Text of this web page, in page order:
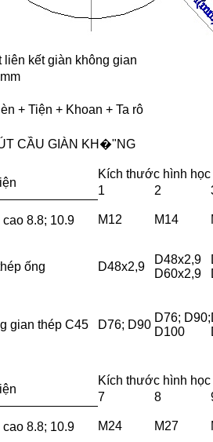
liên kết giàn không gian
+ Tiện + Khoan + Ta rô
CẦU GIÀN KH�"NG
Kích thước hình
1
2
8.8; 10.9 M12 M14
ống D48x2,9
D48x2,9
D60x2,9
gian thép C45 D76; D90
D76; D90;
D100
Kích thước hình
7
8
8.8; 10.9 M24 M27